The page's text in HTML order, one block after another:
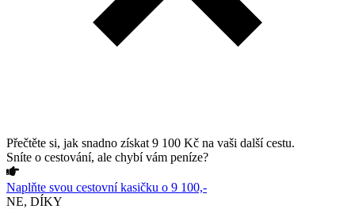
Přečtěte si, jak snadno získat 9 100 Kč na vaši další cestu.
Sníte o cestování, ale chybí vám peníze?
Naplňte svou cestovní kasičku o 9 100,-
NE, DÍKY